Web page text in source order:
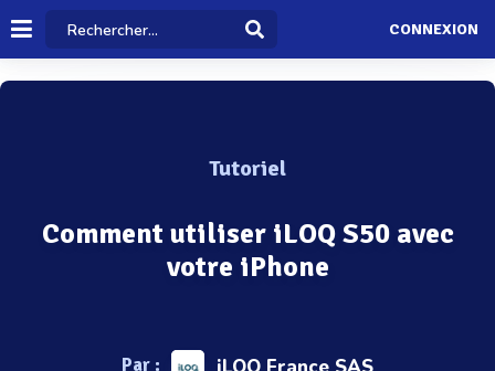
CONNEXION
Tutoriel
Comment utiliser iLOQ S50 avec
votre iPhone
Par :